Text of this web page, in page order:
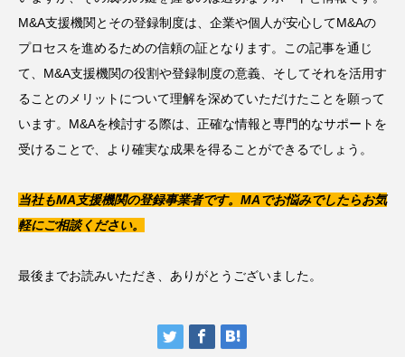
M&A支援機関とその登録制度は、企業や個人が安心してM&Aの
プロセスを進めるための信頼の証となります。この記事を通じ
て、M&A支援機関の役割や登録制度の意義、そしてそれを活用す
ることのメリットについて理解を深めていただけたことを願って
います。M&Aを検討する際は、正確な情報と専門的なサポートを
受けることで、より確実な成果を得ることができるでしょう。
当社もMA支援機関の登録事業者です。MAでお悩みでしたらお気
軽にご相談ください。
最後までお読みいただき、ありがとうございました。